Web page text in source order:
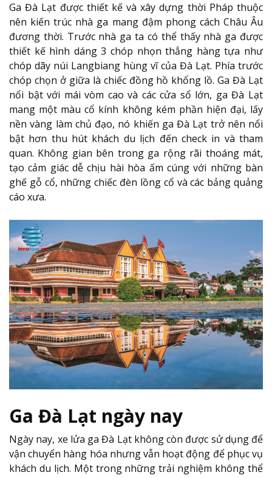
Ga Đà Lạt được thiết kế và xây dựng thời Pháp thuộc
nên kiến trúc nhà ga mang đậm phong cách Châu Âu
đương thời. Trước nhà ga ta có thể thấy nhà ga được
thiết kế hình dáng 3 chóp nhọn thẳng hàng tựa như
chóp dãy núi Langbiang hùng vĩ của Đà Lạt. Phía trước
chóp chọn ở giữa là chiếc đồng hồ khổng lồ. Ga Đà Lạt
nổi bật với mái vòm cao và các cửa sổ lớn, ga Đà Lạt
mang một màu cổ kính không kém phần hiện đại, lấy
nền vàng làm chủ đạo, nó khiến ga Đà Lạt trở nên nổi
bật hơn thu hút khách du lịch đến check in và tham
quan. Không gian bên trong ga rộng rãi thoáng mát,
tạo cảm giác dễ chịu hài hòa ấm cúng với những bàn
ghế gỗ cổ, những chiếc đèn lồng cổ và các bảng quảng
cáo xưa.
Ga Đà Lạt ngày nay
Ngày nay, xe lửa ga Đà Lạt không còn được sử dụng để
vận chuyển hàng hóa nhưng vẫn hoạt động để phục vụ
khách du lịch. Một trong những trải nghiệm không thể